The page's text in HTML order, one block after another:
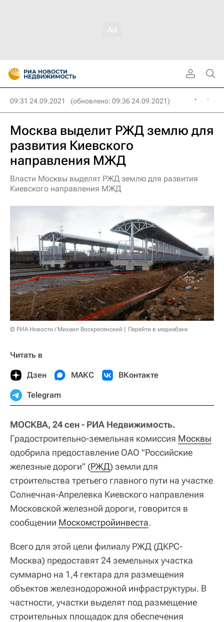
09:31 24.09.2021 (обновлено: 09:36 24.09.2021)
Москва выделит РЖД землю для
развития Киевского
направления МЖД
Власти Москвы выделят РЖД землю для развития
Киевского направления МЖД
© РИА Новости / Михаил Воскресенский Перейти в медиабанк
Читать в
Дзен МАКС ВКонтакте
Telegram
МОСКВА, 24 сен - РИА Недвижимость.
Градостроительно-земельная комиссия Москвы
одобрила предоставление ОАО "Российские
железные дороги" (РЖД) земли для
строительства третьего главного пути на участке
Солнечная-Апрелевка Киевского направления
Московской железной дороги, говорится в
сообщении Москомстройинвеста.
Всего для этой цели филиалу РЖД (ДКРС-
Москва) предоставят 24 земельных участка
суммарно на 1,4 гектара для размещения
объектов железнодорожной инфраструктуры. В
частности, участки выделят под размещение
строительных площадок для обеспечения